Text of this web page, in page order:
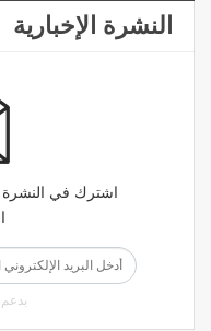
النشرة الإخبارية
اشترك في النشرة